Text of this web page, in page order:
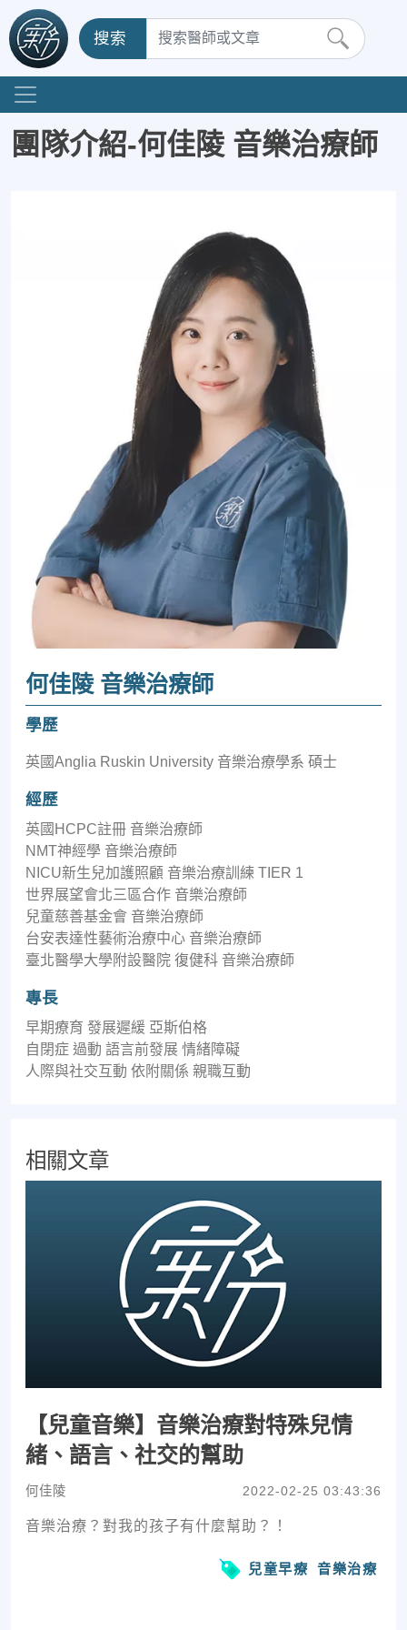
搜索
團隊介紹-何佳陵 音樂治療師
何佳陵 音樂治療師
學歷
英國Anglia Ruskin University 音樂治療學系 碩士
經歷
英國HCPC註冊 音樂治療師
NMT神經學 音樂治療師
NICU新生兒加護照顧 音樂治療訓練 TIER 1
世界展望會北三區合作 音樂治療師
兒童慈善基金會 音樂治療師
台安表達性藝術治療中心 音樂治療師
臺北醫學大學附設醫院 復健科 音樂治療師
專長
早期療育 發展遲緩 亞斯伯格
自閉症 過動 語言前發展 情緒障礙
人際與社交互動 依附關係 親職互動
相關文章
【兒童音樂】音樂治療對特殊兒情
緒、語言、社交的幫助
何佳陵 2022-02-25 03:43:36
音樂治療？對我的孩子有什麼幫助？！
兒童早療 音樂治療